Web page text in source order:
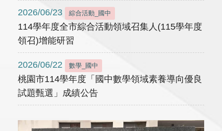
2026/06/23 綜合活動_國中
114學年度全市綜合活動領域召集人(115學年度
領召)增能研習
2026/06/22 數學_國中
桃園市114學年度「國中數學領域素養導向優良
試題甄選」成績公告